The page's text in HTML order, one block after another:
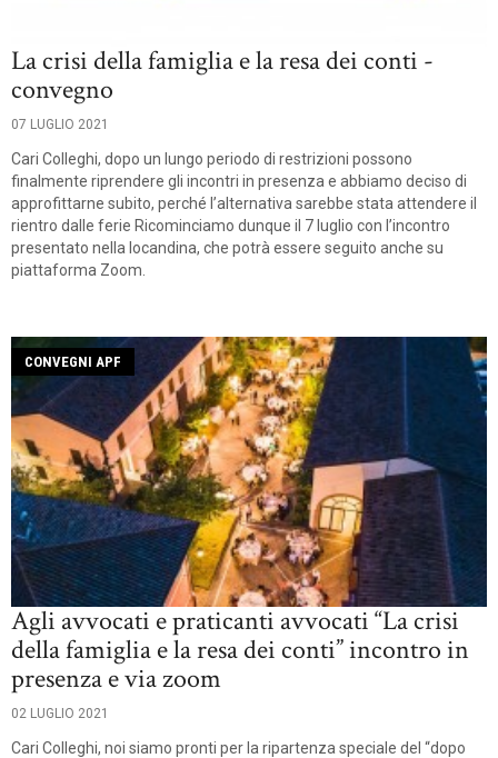
La crisi della famiglia e la resa dei conti -
convegno
07 LUGLIO 2021
Cari Colleghi, dopo un lungo periodo di restrizioni possono
finalmente riprendere gli incontri in presenza e abbiamo deciso di
approfittarne subito, perché l’alternativa sarebbe stata attendere il
rientro dalle ferie Ricominciamo dunque il 7 luglio con l’incontro
presentato nella locandina, che potrà essere seguito anche su
piattaforma Zoom.
CONVEGNI APF
Agli avvocati e praticanti avvocati “La crisi
della famiglia e la resa dei conti” incontro in
presenza e via zoom
02 LUGLIO 2021
Cari Colleghi, noi siamo pronti per la ripartenza speciale del “dopo